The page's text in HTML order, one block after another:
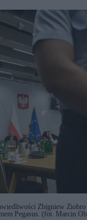
Zbigniew
Pegasus. (fot. Marcin